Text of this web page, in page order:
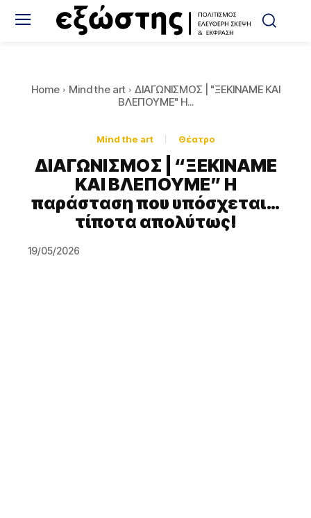
Home Mind the art
ΔΙΑΓΩΝΙΣΜΟΣ | "ΞΕΚΙΝΑΜΕ ΚΑΙ
ΒΛΕΠΟΥΜΕ" Η...
Mind the art Θέατρο
ΔΙΑΓΩΝΙΣΜΟΣ | “ΞΕΚΙΝΑΜΕ
ΚΑΙ ΒΛΕΠΟΥΜΕ” Η
παράσταση που υπόσχεται…
τίποτα απολύτως!
19/05/2026